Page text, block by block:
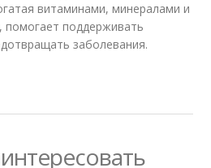
витаминами, минералами и
поддерживать
заболевания.